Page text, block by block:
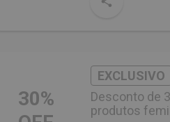
30%
EXCLUSIVO
Desconto de
produtos